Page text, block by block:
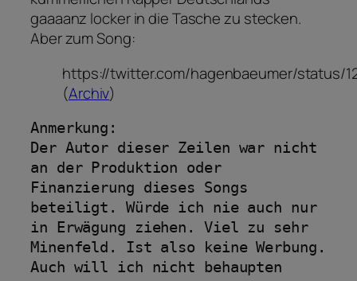
gaaaanz locker in die Tasche zu stecken.
Aber zum Song:
https://twitter.com/hagenbaeumer/status/
(Archiv)
Anmerkung:
Der Autor dieser Zeilen war nicht
an der Produktion oder
Finanzierung dieses Songs
beteiligt. Würde ich nie auch nur
in Erwägung ziehen. Viel zu sehr
Minenfeld. Ist also keine Werbung.
Auch will ich nicht behaupten